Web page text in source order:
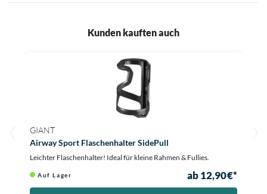
Kunden kauften auch
GIANT
Airway Sport Flaschenhalter SidePull
Leichter Flaschenhalter! Ideal für kleine Rahmen & Fullies.
Auf Lager ab 12,90 €*